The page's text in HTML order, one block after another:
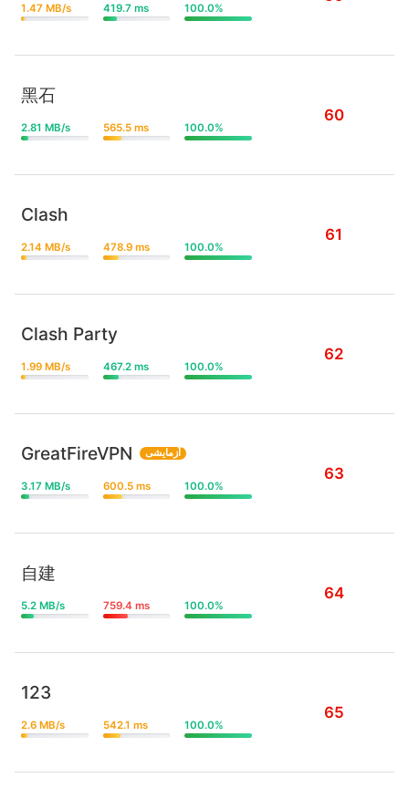
1.47 MB/s 419.7 ms 100.0%
黑石
2.81 MB/s 565.5 ms 100.0%
60
Clash
2.14 MB/s 478.9 ms 100.0%
61
Clash Party
1.99 MB/s 467.2 ms 100.0%
62
GreatFireVPN آزمایشی
3.17 MB/s 600.5 ms 100.0%
63
自建
5.2 MB/s 759.4 ms 100.0%
64
123
2.6 MB/s 542.1 ms 100.0%
65